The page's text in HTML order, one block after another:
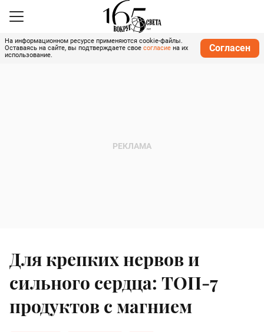
На информационном ресурсе применяются cookie-файлы.
Оставаясь на сайте, вы подтверждаете свое согласие на их
использование.
Согласен
Для крепких нервов и
сильного сердца: ТОП-7
продуктов с магнием